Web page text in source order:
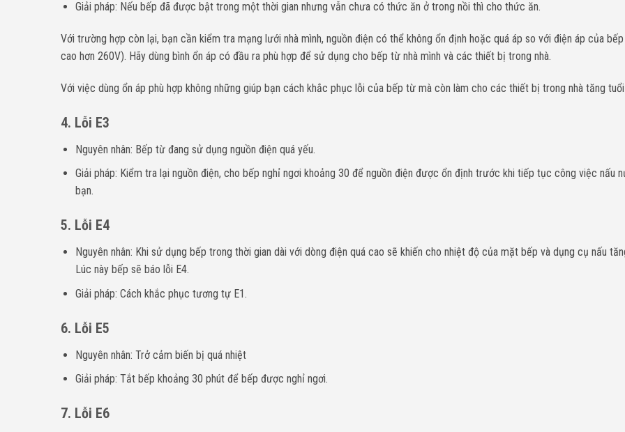
Giải pháp: Nếu bếp đã được bật trong một thời gian nhưng vẫn chưa có thức ăn ở trong nồi thì cho thức ăn.
Với trường hợp còn lại, bạn cần kiểm tra mạng lưới nhà mình, nguồn điện có thể không ổn định hoặc quá áp so với điện áp của
cao hơn 260V). Hãy dùng bình ổn áp có đầu ra phù hợp để sử dụng cho bếp từ nhà mình và các thiết bị trong nhà.
Với việc dùng ổn áp phù hợp không những giúp bạn cách khắc phục lỗi của bếp từ mà còn làm cho các thiết bị trong nhà tăng
4. Lỗi E3
Nguyên nhân: Bếp từ đang sử dụng nguồn điện quá yếu.
Giải pháp: Kiểm tra lại nguồn điện, cho bếp nghỉ ngơi khoảng 30 để nguồn điện được ổn định trước khi tiếp tục công việc nấu
bạn.
5. Lỗi E4
Nguyên nhân: Khi sử dụng bếp trong thời gian dài với dòng điện quá cao sẽ khiến cho nhiệt độ của mặt bếp và dụng cụ nấu
Lúc này bếp sẽ báo lỗi E4.
Giải pháp: Cách khắc phục tương tự E1.
6. Lỗi E5
Nguyên nhân: Trở cảm biến bị quá nhiệt
Giải pháp: Tắt bếp khoảng 30 phút để bếp được nghỉ ngơi.
7. Lỗi E6